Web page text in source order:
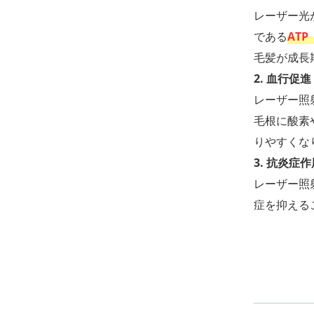
レーザー
であるATP
毛髪が成長
2. 血行促進
レーザー
毛根に酸素
りやすく
3. 抗炎症作
レーザー照
症を抑える